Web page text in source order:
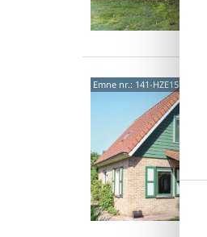
Emne nr.: 141-HZE157